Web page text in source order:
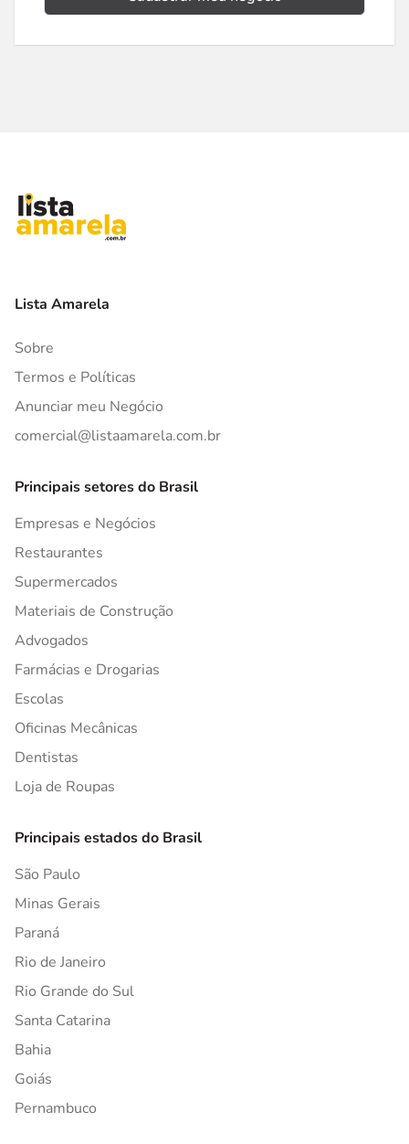
Lista Amarela
Sobre
Termos e Políticas
Anunciar meu Negócio
comercial@listaamarela.com.br
Principais setores do Brasil
Empresas e Negócios
Restaurantes
Supermercados
Materiais de Construção
Advogados
Farmácias e Drogarias
Escolas
Oficinas Mecânicas
Dentistas
Loja de Roupas
Principais estados do Brasil
São Paulo
Minas Gerais
Paraná
Rio de Janeiro
Rio Grande do Sul
Santa Catarina
Bahia
Goiás
Pernambuco